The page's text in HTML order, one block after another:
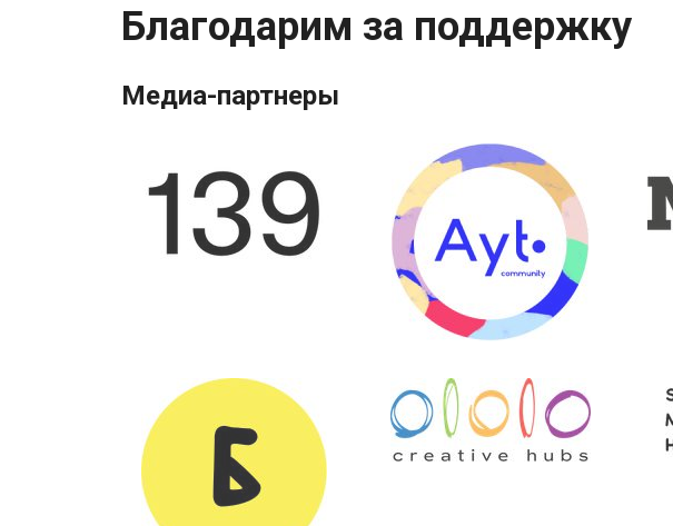
Благодарим за поддержку
Медиа-партнеры